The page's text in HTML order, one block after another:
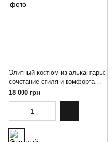
Элитный костюм из алькантары:
сочетание стиля и комфорта
для повседневного
18 000 грн